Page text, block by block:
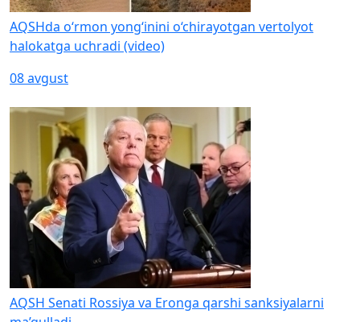
AQSHda o‘rmon yong‘inini o‘chirayotgan vertolyot
halokatga uchradi (video)
08 avgust
AQSH Senati Rossiya va Eronga qarshi sanksiyalarni